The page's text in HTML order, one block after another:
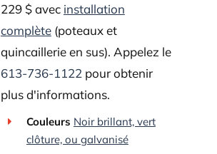
229 $ avec installation
complète(poteaux et
quincaillerie en sus). Appelez le
613-736-1122 pour obtenir
plus d'informations.
Couleurs Noir brillant, vert
clôture, ou galvanisé